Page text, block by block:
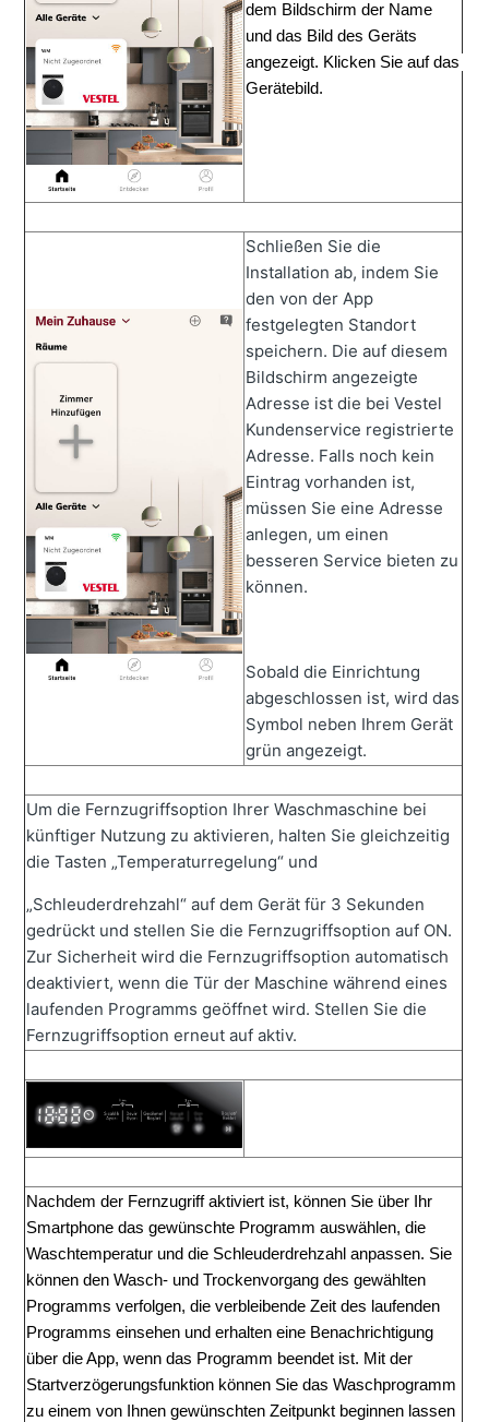
dem Bildschirm der Name
und das Bild des Geräts
angezeigt. Klicken Sie auf das
Gerätebild.
Schließen Sie die
Installation ab, indem Sie
den von der App
festgelegten Standort
speichern. Die auf diesem
Bildschirm angezeigte
Adresse ist die bei Vestel
Kundenservice registrierte
Adresse. Falls noch kein
Eintrag vorhanden ist,
müssen Sie eine Adresse
anlegen, um einen
besseren Service bieten zu
können.
Sobald die Einrichtung
abgeschlossen ist, wird das
Symbol neben Ihrem Gerät
grün angezeigt.
Um die Fernzugriffsoption Ihrer Waschmaschine bei
künftiger Nutzung zu aktivieren, halten Sie gleichzeitig
die Tasten „Temperaturregelung“ und
„Schleuderdrehzahl“ auf dem Gerät für 3 Sekunden
gedrückt und stellen Sie die Fernzugriffsoption auf ON.
Zur Sicherheit wird die Fernzugriffsoption automatisch
deaktiviert, wenn die Tür der Maschine während eines
laufenden Programms geöffnet wird. Stellen Sie die
Fernzugriffsoption erneut auf aktiv.
Nachdem der Fernzugriff aktiviert ist, können Sie über
Ihr
Smartphone das gewünschte Programm auswählen, die
Waschtemperatur und die Schleuderdrehzahl anpassen. Sie
können den Wasch- und Trockenvorgang des gewählten
Programms verfolgen, die verbleibende Zeit des laufenden
Programms einsehen und erhalten eine Benachrichtigung
über die App, wenn das Programm beendet ist. Mit der
Startverzögerungsfunktion können
zu einem von Ihnen gewünschten Zeitpunkt beginnen lassen